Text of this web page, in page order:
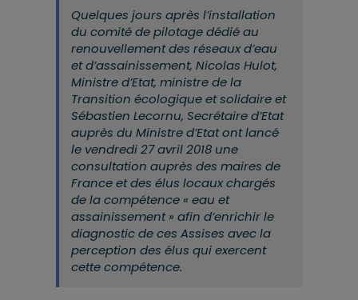
Quelques jours après l’installation
du comité de pilotage dédié au
renouvellement des réseaux d’eau
et d’assainissement, Nicolas Hulot,
Ministre d’Etat, ministre de la
Transition écologique et solidaire et
Sébastien Lecornu, Secrétaire d’Etat
auprès du Ministre d’Etat ont lancé
le vendredi 27 avril 2018 une
consultation auprès des maires de
France et des élus locaux chargés
de la compétence « eau et
assainissement » afin d’enrichir le
diagnostic de ces Assises avec la
perception des élus qui exercent
cette compétence.